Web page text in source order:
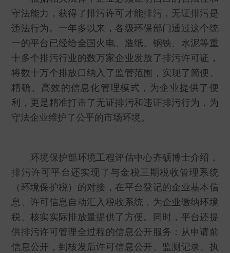
守法能力，获得了排污许可才能排污，无证排污是
违法行为。一年多以来，各级环保部门通过这个统
一的平台已经给全国火电、造纸、钢铁、水泥等重
十多个排污行业的数万家企业发放了排污许可证，
将数十万个排放口纳入了监管范围，实现了简便、
精确、高效的信息化管理模式，为企业提供了便
利，更是精准打击了无证排污和违证排污行为，为
守法企业维护了公平的市场环境。
环境保护部环境工程评估中心齐硕博士介绍，
排污许可平台还实现了与金税三期税收管理系统
（环境保护税）的对接，在平台登记的企业基本信
息、许可信息自动汇入税收系统，为企业缴纳环境
税、核实实际排放量提供了方便。同时，平台还提
供排污许可管理全过程的信息公开服务：从申请前
信息公开，到核发后许可信息公开、监测记录、执